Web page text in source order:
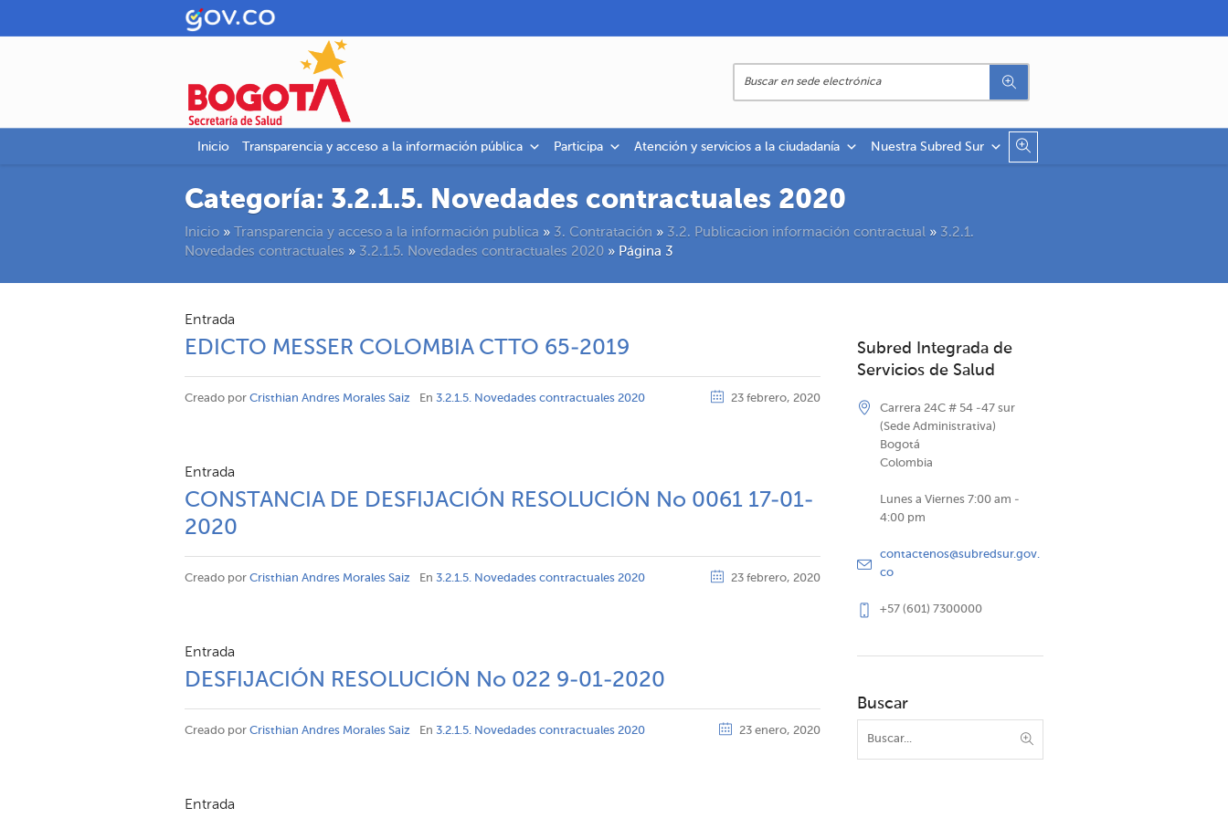
Inicio Transparencia y acceso a la información pública Participa Atención y servicios a la ciudadanía Nuestra Subred Sur
Categoría: 3.2.1.5. Novedades contractuales 2020
Inicio » Transparencia y acceso a la información publica » 3. Contratación » 3.2. Publicacion información contractual » 3.2.1.
Novedades contractuales » 3.2.1.5. Novedades contractuales 2020 » Página 3
Entrada
EDICTO MESSER COLOMBIA CTTO 65-2019
23 febrero, 2020
Creado por Cristhian Andres Morales Saiz En 3.2.1.5. Novedades contractuales 2020
Entrada
CONSTANCIA DE DESFIJACIÓN RESOLUCIÓN No 0061 17-01-
2020
23 febrero, 2020
Creado por Cristhian Andres Morales Saiz En 3.2.1.5. Novedades contractuales 2020
Entrada
DESFIJACIÓN RESOLUCIÓN No 022 9-01-2020
23 enero, 2020
Creado por Cristhian Andres Morales Saiz En 3.2.1.5. Novedades contractuales 2020
Entrada
Subred Integrada de
Servicios de Salud
Carrera 24C # 54 -47 sur
(Sede Administrativa)
Bogotá
Colombia
Lunes a Viernes 7:00 am -
4:00 pm
contactenos@subredsur.gov.
co
+57 (601) 7300000
Buscar